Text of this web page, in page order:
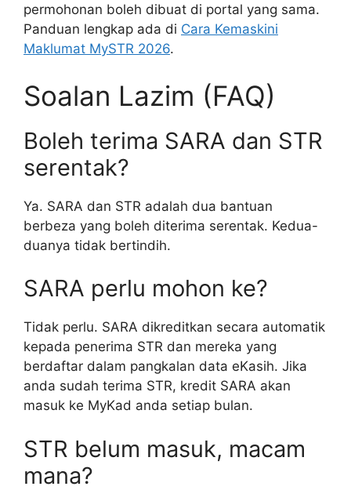
permohonan boleh dibuat di portal yang sama.
Panduan lengkap ada di Cara Kemaskini
Maklumat MySTR 2026.
Soalan Lazim (FAQ)
Boleh terima SARA dan STR
serentak?
Ya. SARA dan STR adalah dua bantuan
berbeza yang boleh diterima serentak. Kedua-
duanya tidak bertindih.
SARA perlu mohon ke?
Tidak perlu. SARA dikreditkan secara automatik
kepada penerima STR dan mereka yang
berdaftar dalam pangkalan data eKasih. Jika
anda sudah terima STR, kredit SARA akan
masuk ke MyKad anda setiap bulan.
STR belum masuk, macam
mana?